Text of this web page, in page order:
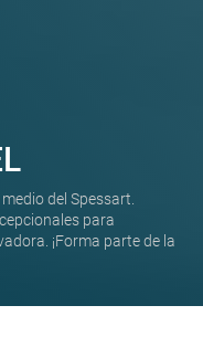
del Spessart.
para
¡Forma parte de la